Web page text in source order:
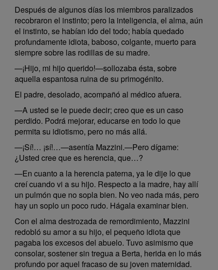
Después de algunos días los miembros paralizados
recobraron el instinto; pero la inteligencia, el alma, aún
el instinto, se habían ido del todo; había quedado
profundamente idiota, baboso, colgante, muerto para
siempre sobre las rodillas de su madre.
—¡Hijo, mi hijo querido!—sollozaba ésta, sobre
aquella espantosa ruina de su primogénito.
El padre, desolado, acompañó al médico afuera.
—A usted se le puede decir; creo que es un caso
perdido. Podrá mejorar, educarse en todo lo que
permita su idiotismo, pero no más allá.
—¡Sí!… ¡sí!…—asentía Mazzini.—Pero dígame:
¿Usted cree que es herencia, que…?
—En cuanto a la herencia paterna, ya le dije lo que
creí cuando vi a su hijo. Respecto a la madre, hay allí
un pulmón que no sopla bien. No veo nada más, pero
hay un soplo un poco rudo. Hágala examinar bien.
Con el alma destrozada de remordimiento, Mazzini
redobló su amor a su hijo, el pequeño idiota que
pagaba los excesos del abuelo. Tuvo asimismo que
consolar, sostener sin tregua a Berta, herida en lo más
profundo por aquel fracaso de su joven maternidad.